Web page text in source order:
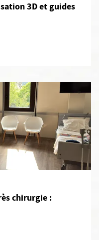
3D et guides
après chirurgie :
chirurgie :